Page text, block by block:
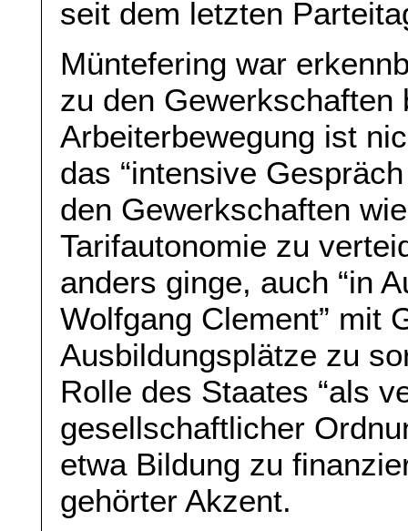
seit dem letzten
Müntefering war
zu den Gewerkschaften
Arbeiterbewegung ist
das “intensive
den Gewerkschaften
Tarifautonomie zu
anders ginge, auch “in
Wolfgang Clement” mit
Ausbildungsplätze zu
Rolle des Staates “als
gesellschaftlicher
etwa Bildung zu
gehörter Akzent.